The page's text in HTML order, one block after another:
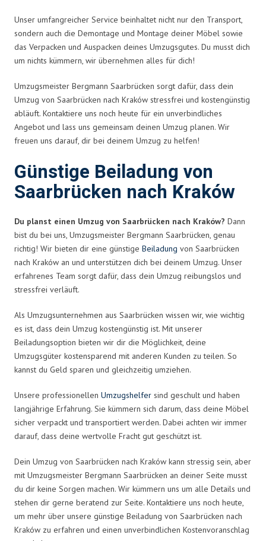
Unser umfangreicher Service beinhaltet nicht nur den Transport,
sondern auch die Demontage und Montage deiner Möbel sowie
das Verpacken und Auspacken deines Umzugsgutes. Du musst dich
um nichts kümmern, wir übernehmen alles für dich!
Umzugsmeister Bergmann Saarbrücken sorgt dafür, dass dein
Umzug von Saarbrücken nach Kraków stressfrei und kostengünstig
abläuft. Kontaktiere uns noch heute für ein unverbindliches
Angebot und lass uns gemeinsam deinen Umzug planen. Wir
freuen uns darauf, dir bei deinem Umzug zu helfen!
Günstige Beiladung von
Saarbrücken nach Kraków
Du planst einen Umzug von Saarbrücken nach Kraków? Dann
bist du bei uns, Umzugsmeister Bergmann Saarbrücken, genau
richtig! Wir bieten dir eine günstige Beiladung von Saarbrücken
nach Kraków an und unterstützen dich bei deinem Umzug. Unser
erfahrenes Team sorgt dafür, dass dein Umzug reibungslos und
stressfrei verläuft.
Als Umzugsunternehmen aus Saarbrücken wissen wir, wie wichtig
es ist, dass dein Umzug kostengünstig ist. Mit unserer
Beiladungsoption bieten wir dir die Möglichkeit, deine
Umzugsgüter kostensparend mit anderen Kunden zu teilen. So
kannst du Geld sparen und gleichzeitig umziehen.
Unsere professionellen Umzugshelfer sind geschult und haben
langjährige Erfahrung. Sie kümmern sich darum, dass deine Möbel
sicher verpackt und transportiert werden. Dabei achten wir immer
darauf, dass deine wertvolle Fracht gut geschützt ist.
Dein Umzug von Saarbrücken nach Kraków kann stressig sein, aber
mit Umzugsmeister Bergmann Saarbrücken an deiner Seite musst
du dir keine Sorgen machen. Wir kümmern uns um alle Details und
stehen dir gerne beratend zur Seite. Kontaktiere uns noch heute,
um mehr über unsere günstige Beiladung von Saarbrücken nach
Kraków zu erfahren und einen unverbindlichen Kostenvoranschlag